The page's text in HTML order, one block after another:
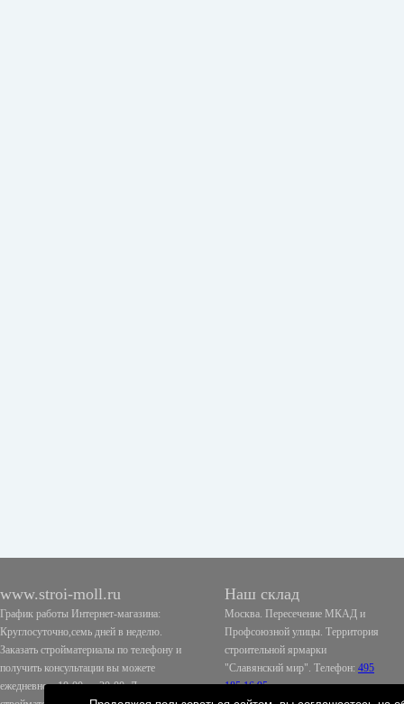
www.stroi-moll.ru
График работы Интернет-магазина:
Круглосуточно,семь дней в неделю.
Заказать стройматериалы по телефону и
получить консультации вы можете
ежедневно с 10-00 до 20-00. Доставка
Наш склад
Москва. Пересечение МКАД и
Профсоюзной улицы. Территория
строительной ярмарки
"Славянский мир". Телефон: 495
185 16 95